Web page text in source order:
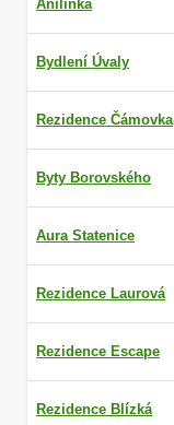
Anilinka
Bydlení Úvaly
Rezidence Čámovka
Byty Borovského
Aura Statenice
Rezidence Laurová
Rezidence Escape
Rezidence Blízká